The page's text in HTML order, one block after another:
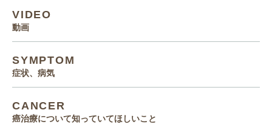
VIDEO
動画
SYMPTOM
症状、病気
CANCER
癌治療について知っていてほしいこと